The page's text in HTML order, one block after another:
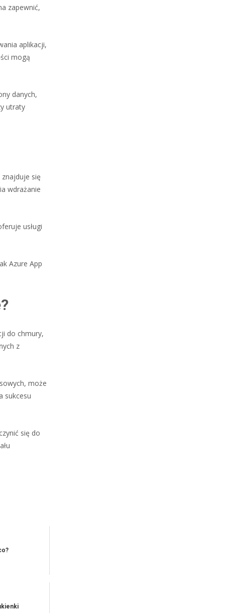
zapewnić,
aplikacji,
mogą
danych,
utraty
się
wdrażanie
usługi
Azure App
do chmury,
z
może
sukcesu
się do